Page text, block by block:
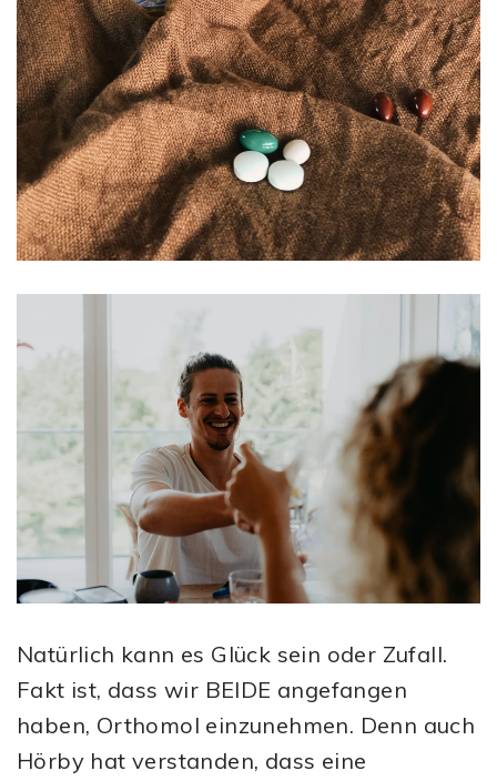
Natürlich kann es Glück sein oder Zufall.
Fakt ist, dass wir BEIDE angefangen
haben, Orthomol einzunehmen. Denn auch
Hörby hat verstanden, dass eine